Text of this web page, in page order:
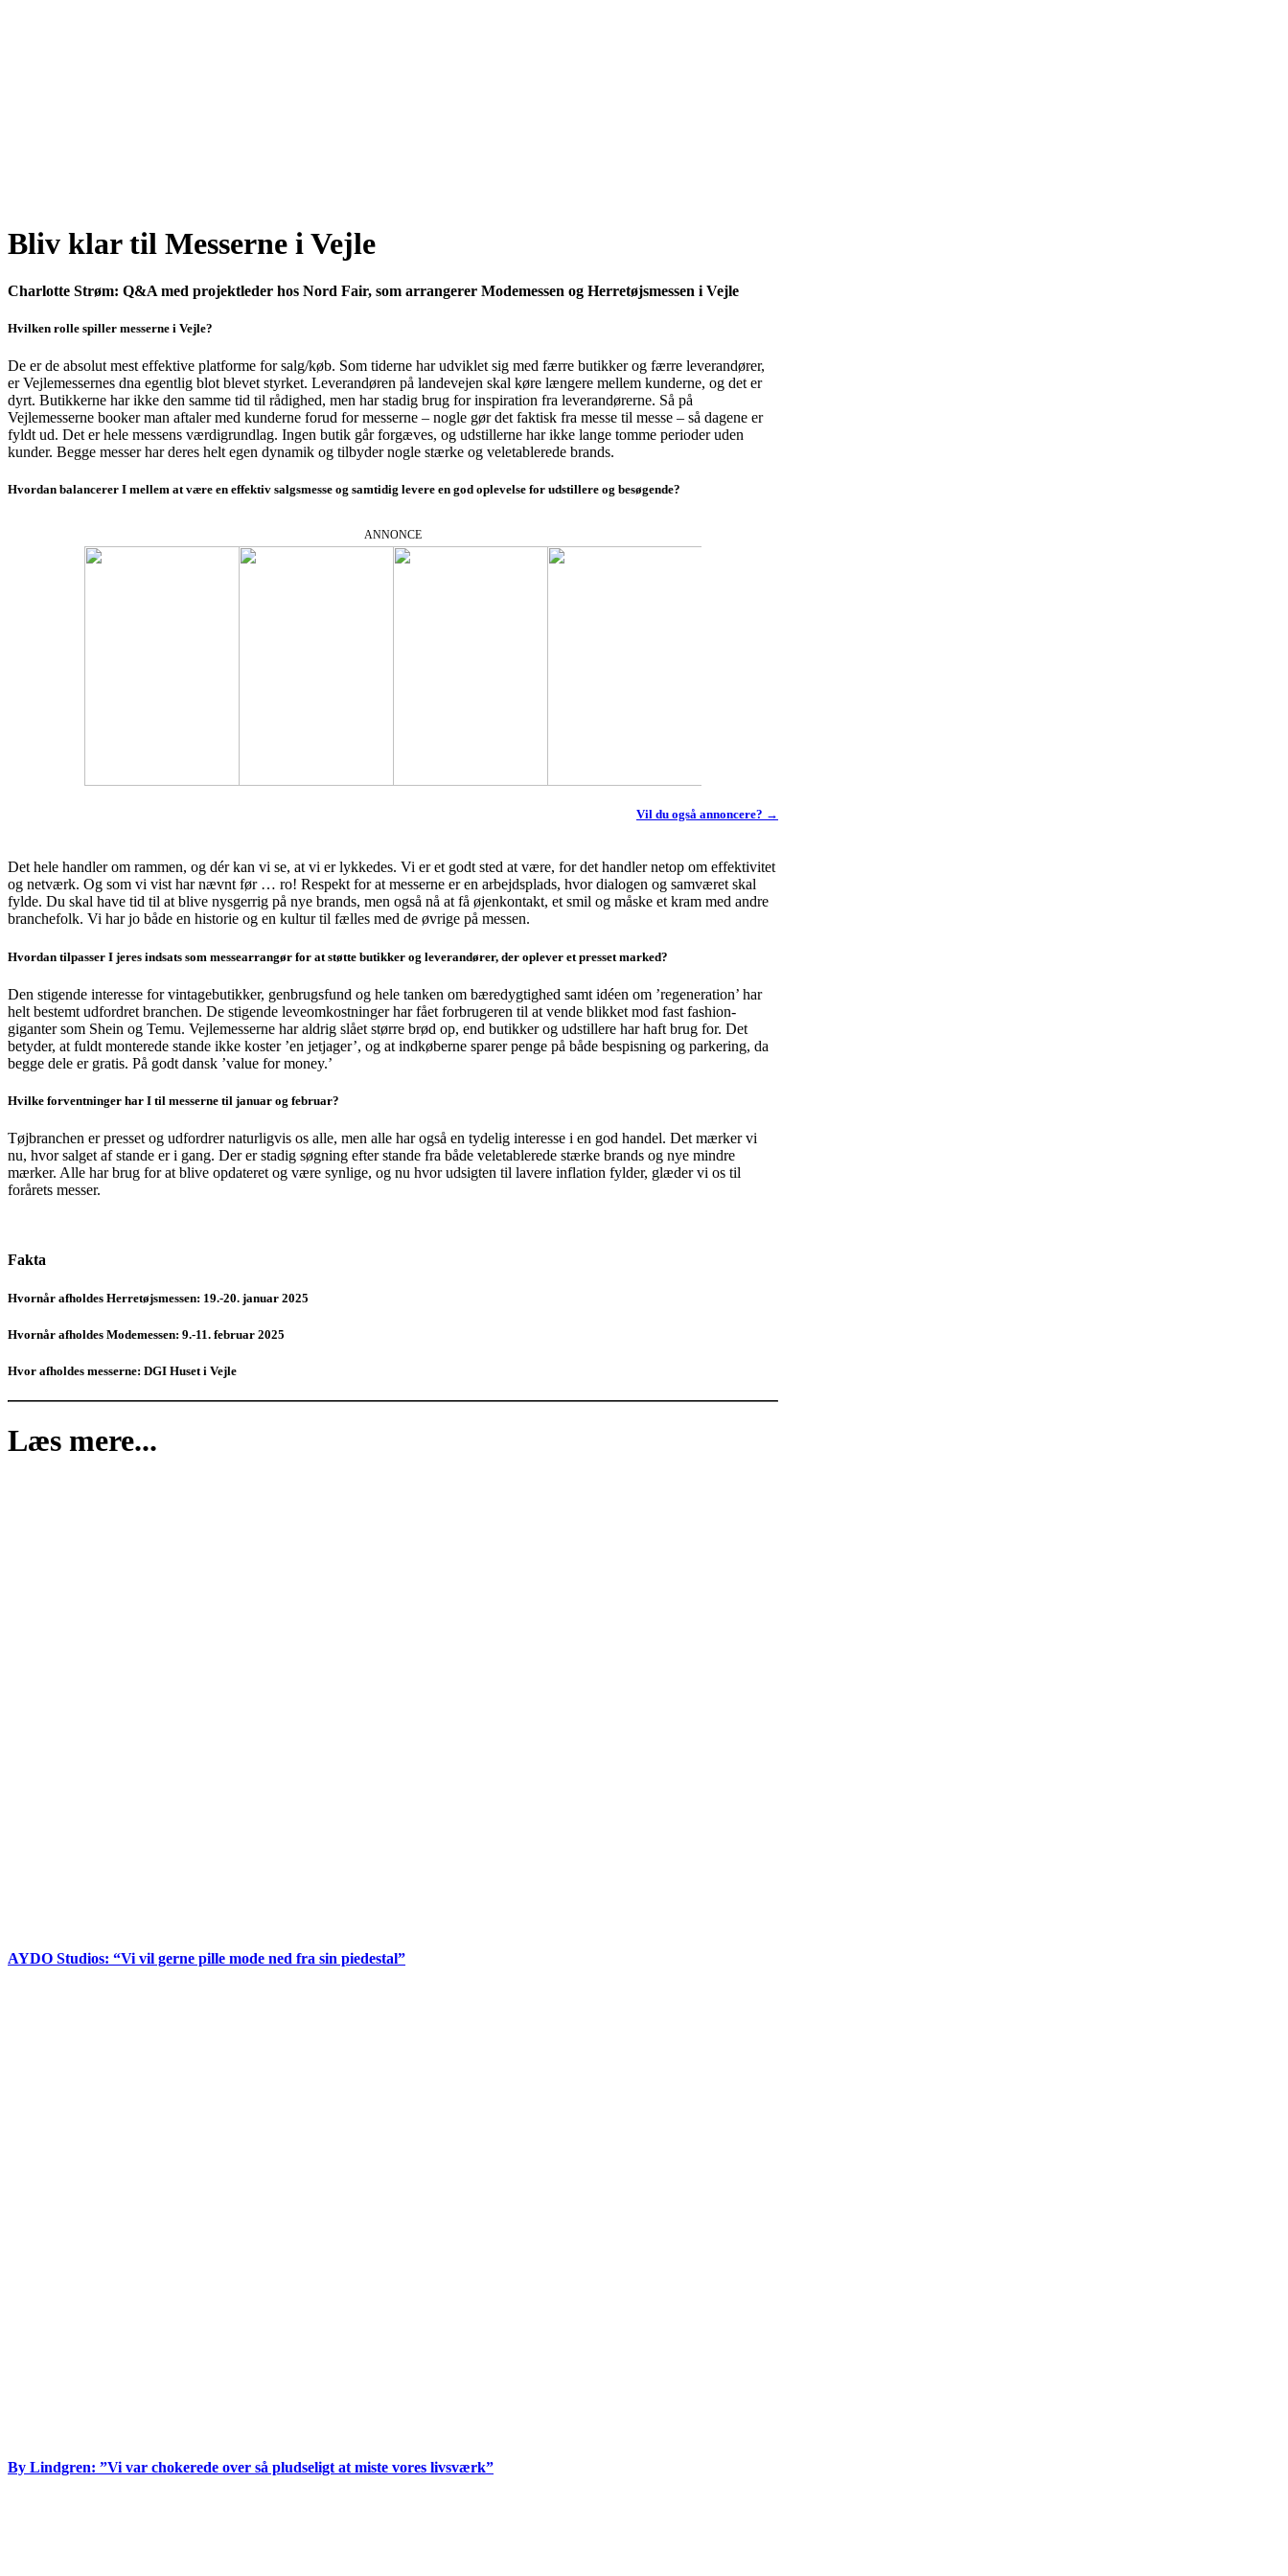
Bliv klar til Messerne i Vejle
Charlotte Strøm: Q&A med projektleder hos Nord Fair, som arrangerer Modemessen og Herretøjsmessen i Vejle
Hvilken rolle spiller messerne i Vejle?
De er de absolut mest effektive platforme for salg/køb. Som tiderne har udviklet sig med færre butikker og færre leverandører,
er Vejlemessernes dna egentlig blot blevet styrket. Leverandøren på landevejen skal køre længere mellem kunderne, og det er
dyrt. Butikkerne har ikke den samme tid til rådighed, men har stadig brug for inspiration fra leverandørerne. Så på
Vejlemesserne booker man aftaler med kunderne forud for messerne – nogle gør det faktisk fra messe til messe – så dagene er
fyldt ud. Det er hele messens værdigrundlag. Ingen butik går forgæves, og udstillerne har ikke lange tomme perioder uden
kunder. Begge messer har deres helt egen dynamik og tilbyder nogle stærke og veletablerede brands.
Hvordan balancerer I mellem at være en effektiv salgsmesse og samtidig levere en god oplevelse for udstillere og besøgende?
ANNONCE
Vil du også annoncere? →
Det hele handler om rammen, og dér kan vi se, at vi er lykkedes. Vi er et godt sted at være, for det handler netop om effektivitet
og netværk. Og som vi vist har nævnt før … ro! Respekt for at messerne er en arbejdsplads, hvor dialogen og samværet skal
fylde. Du skal have tid til at blive nysgerrig på nye brands, men også nå at få øjenkontakt, et smil og måske et kram med andre
branchefolk. Vi har jo både en historie og en kultur til fælles med de øvrige på messen.
Hvordan tilpasser I jeres indsats som messe­arrangør for at støtte butikker og leverandører, der oplever et presset marked?
Den stigende interesse for vintagebutikker, genbrugsfund og hele tanken om bæredygtighed samt idéen om ’regeneration’ har
helt bestemt udfordret branchen. De stigende leveomkostninger har fået forbrugeren til at vende blikket mod fast fashion-
giganter som Shein og Temu. Vejlemesserne har aldrig slået større brød op, end butikker og udstillere har haft brug for. Det
betyder, at fuldt monterede stande ikke koster ’en jetjager’, og at indkøberne sparer penge på både bespisning og parkering, da
begge dele er gratis. På godt dansk ’value for money.’
Hvilke forventninger har I til messerne til januar og februar?
Tøjbranchen er presset og udfordrer naturligvis os alle, men alle har også en tydelig interesse i en god handel. Det mærker vi
nu, hvor salget af stande er i gang. Der er stadig søgning efter stande fra både vel­etablerede stærke brands og nye mindre
mærker. Alle har brug for at blive opdateret og være synlige, og nu hvor udsigten til lavere inflation fylder, glæder vi os til
forårets messer.
Fakta
Hvornår afholdes Herretøjsmessen: 19.-20. januar 2025
Hvornår afholdes Modemessen: 9.-11. februar 2025
Hvor afholdes messerne: DGI Huset i Vejle
Læs mere...
AYDO Studios: “Vi vil gerne pille mode ned fra sin piedestal”
By Lindgren: ”Vi var chokerede over så pludseligt at miste vores livsværk”